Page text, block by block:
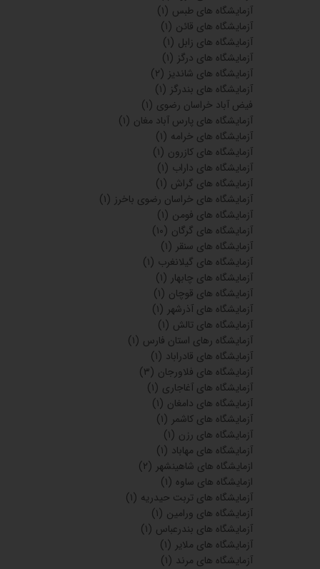
آزمایشگاه های قوچان
(۲)
آزمایشگاه های مراغه (۱)
آزمایشگاه های شهر بم
آزمایشگاه های ابهر (۲)
آزمایشگاه های چالوس (۱)
آزمایشگاه های هشتگرد (۱)
آزمایشگاه های خمینی شهر (۱)
آزمایشگاه های شاهرود (۲)
آزمایشگاه های جوانرود (۱)
آزمایشگاه های اسلامشهر
آزمایشگاه های گناباد (۱)
آزمایشگاه های بجستان (۱)
آزمایشگاه های کاخک (۱)
آزمایشگاه های سبزوار
(۲)
آزمایشگاه های کاشمر (۲)
آزمایشگاه های تربت جام
آزمایشگاه های گلبهار (۱)
آزمایشگاه های درود
آزمایشگاه های طبس
آزمایشگاه های قائن (۱)
آزمایشگاه های زابل (۱)
آزمایشگاه های درگز
آزمایشگاه های شاندیز (۲)
آزمایشگاه های بندرگز (۱)
فیض آباد خراسان رضوی (۱)
آزمایشگاه های پارس آباد مغان
آزمایشگاه های خرامه (۱)
آزمایشگاه های کازرون (۱)
آزمایشگاه های داراب (۱)
آزمایشگاه های گراش (۱)
آزمایشگاه های خراسان رضوی باخرز
آزمایشگاه های فومن (۱)
آزمایشگاه های گرگان
آزمایشگاه های سنقر (۱)
آزمایشگاه های گیلانغرب
آزمایشگاه های چابهار (۱)